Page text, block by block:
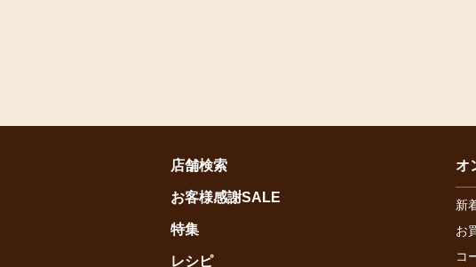
店舗検索
お客様感謝SALE
特集
レシピ
オ
新
お
コ